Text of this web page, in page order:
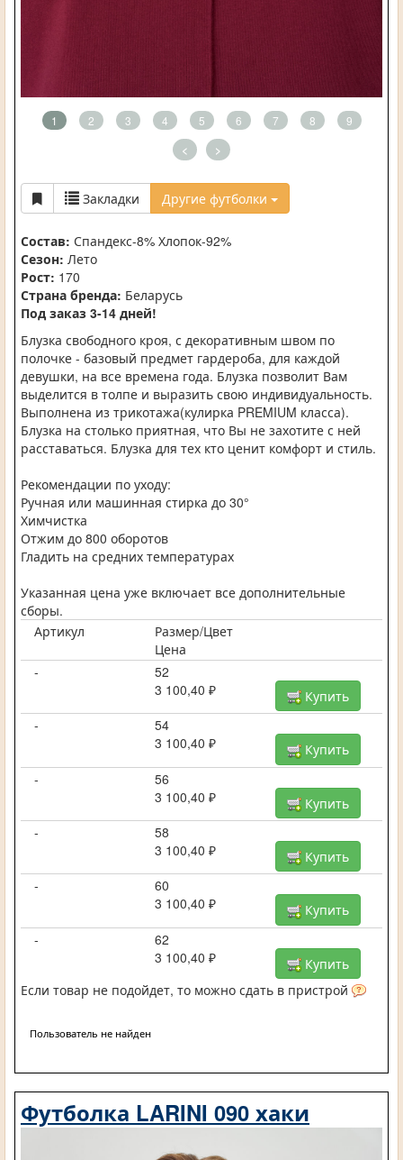
1 2 3 4 5 6 7 8 9
< >
Закладки Другие футболки
Состав: Спандекс-8% Хлопок-92%
Сезон: Лето
Рост: 170
Страна бренда: Беларусь
Под заказ 3-14 дней!
Блузка свободного кроя, с декоративным швом по
полочке - базовый предмет гардероба, для каждой
девушки, на все времена года. Блузка позволит Вам
выделится в толпе и выразить свою индивидуальность.
Выполнена из трикотажа(кулирка PREMIUM класса).
Блузка на столько приятная, что Вы не захотите с ней
расставаться. Блузка для тех кто ценит комфорт и стиль.
Рекомендации по уходу:
Ручная или машинная стирка до 30°
Химчистка
Отжим до 800 оборотов
Гладить на средних температурах
Указанная цена уже включает все дополнительные
сборы.
Артикул
Размер/Цвет
Цена
-
52
3 100,40 ₽
Купить
-
54
3 100,40 ₽
Купить
-
56
3 100,40 ₽
Купить
-
58
3 100,40 ₽
Купить
-
60
3 100,40 ₽
Купить
-
62
3 100,40 ₽
Купить
Если товар не подойдет, то можно сдать в пристрой
Пользователь не найден
Футболка LARINI 090 хаки